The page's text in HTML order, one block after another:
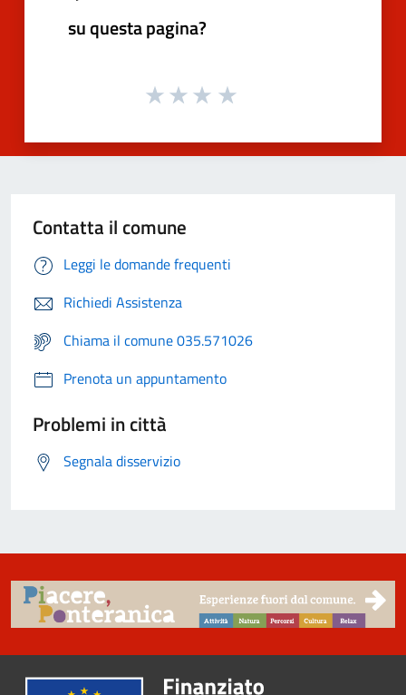
su questa pagina?
Contatta il comune
Leggi le domande frequenti
Richiedi Assistenza
Chiama il comune 035.571026
Prenota un appuntamento
Problemi in città
Segnala disservizio